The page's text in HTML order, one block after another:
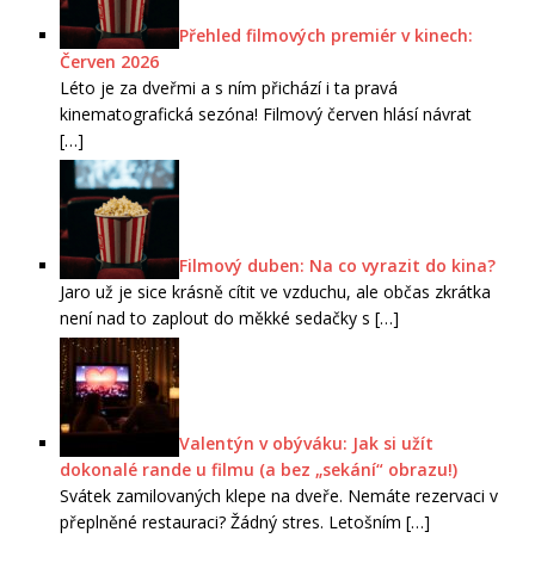
Přehled filmových premiér v kinech:
Červen 2026
Léto je za dveřmi a s ním přichází i ta pravá
kinematografická sezóna! Filmový červen hlásí návrat
[…]
Filmový duben: Na co vyrazit do kina?
Jaro už je sice krásně cítit ve vzduchu, ale občas zkrátka
není nad to zaplout do měkké sedačky s […]
Valentýn v obýváku: Jak si užít
dokonalé rande u filmu (a bez „sekání“ obrazu!)
Svátek zamilovaných klepe na dveře. Nemáte rezervaci v
přeplněné restauraci? Žádný stres. Letošním […]